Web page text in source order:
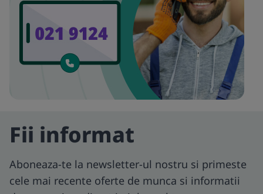
Fii informat
Aboneaza-te la newsletter-ul nostru si primeste
cele mai recente oferte de munca si informatii